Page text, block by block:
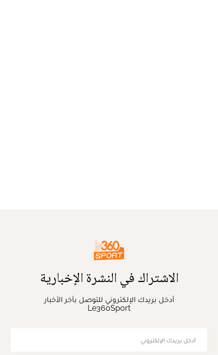
الاشتراك في النشرة الإخبارية
أدخل بريدك الإلكتروني للتوصل بآخر الأخبار
Le360Sport